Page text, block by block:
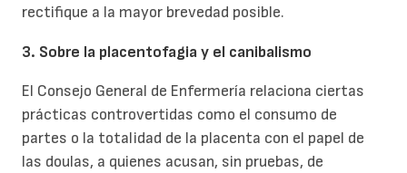
rectifique a la mayor brevedad posible.
3. Sobre la placentofagia y el canibalismo
El Consejo General de Enfermería relaciona ciertas
prácticas controvertidas como el consumo de
partes o la totalidad de la placenta con el papel de
las doulas, a quienes acusan, sin pruebas, de